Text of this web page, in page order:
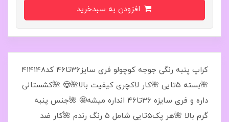
کراپ پنبه رنگی جوجه کوچولو فری سایز۳۶تا۴۶ کد۴۱۴۱۴۸
🌺بسته ۵تایی 🌺کار لاکچری کیفیت بالا🌺😍 🌺کشستانی
داره و فری سایزه ۳۶تا۴۶ انداره میشه🤩 🌺جنس پنبه
گرم بالا 🌺هر پک۵تایی شامل ۵ رنگ رندم 🌺کار ضد